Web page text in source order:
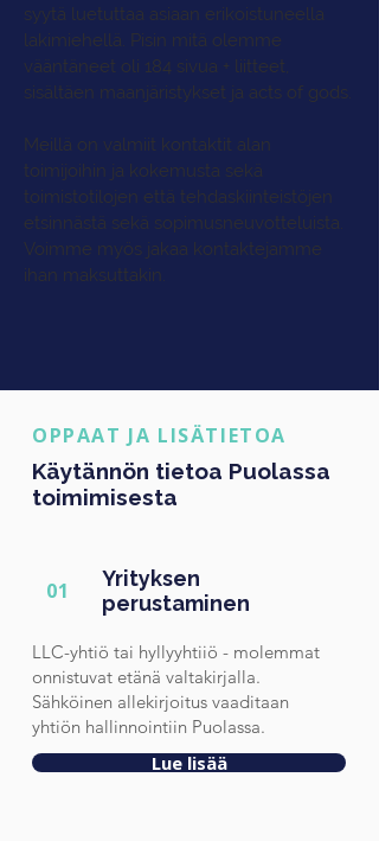
syytä luetuttaa asiaan erikoistuneella
lakimiehellä. Pisin mitä olemme
vääntäneet oli 184 sivua + liitteet,
sisältäen maanjäristykset ja acts of gods.
Meillä on valmiit kontaktit alan
toimijoihin ja kokemusta sekä
toimistotilojen että tehdaskiinteistöjen
etsinnästä sekä sopimusneuvotteluista.
Voimme myös jakaa kontaktejamme
ihan maksuttakin.
OPPAAT JA LISÄTIETOA
Käytännön tietoa Puolassa
toimimisesta
01
Yrityksen
perustaminen
LLC-yhtiö tai hyllyyhtiiö - molemmat
onnistuvat etänä valtakirjalla.
Sähköinen allekirjoitus vaaditaan
yhtiön hallinnointiin Puolassa.
Lue lisää